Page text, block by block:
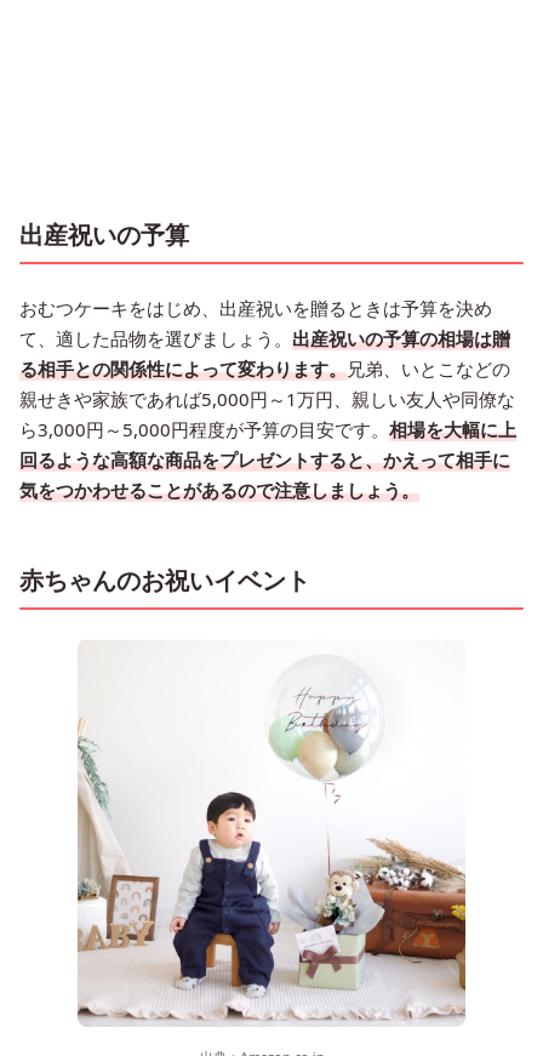
出産祝いの予算
おむつケーキをはじめ、出産祝いを贈るときは予算を決め
て、適した品物を選びましょう。 出産祝いの予算の相場は贈
る相手との関係性によって変わります。兄弟、いとこなどの
親せきや家族であれば5,000円～1万円、親しい友人や同僚な
ら3,000円～5,000円程度が予算の目安です。 相場を大幅に上
回るような高額な商品をプレゼントすると、かえって相手に
気をつかわせることがあるので注意しましょう。
赤ちゃんのお祝いイベント